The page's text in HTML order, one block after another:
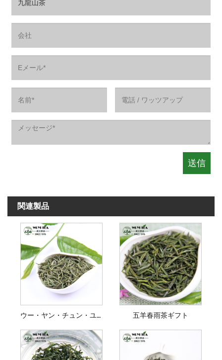
関連製品
ウー・ヤン・チュン・ユウ・劉備翔 五羊春雨茶ギフト